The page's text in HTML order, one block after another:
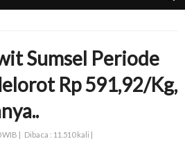
Sumsel Periode
Rp 591,92/Kg,
WIB | Dibaca : 11.510 kali |